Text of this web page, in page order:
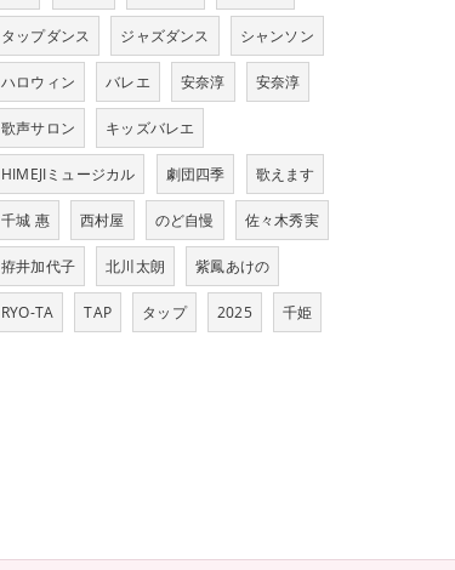
タップダンス ジャズダンス シャンソン
ハロウィン バレエ 安奈淳 安奈淳
歌声サロン キッズバレエ
HIMEJIミュージカル 劇団四季 歌えます
千城 惠 西村屋 のど自慢 佐々木秀実
拵井加代子 北川太朗 紫鳳あけの
RYO-TA TAP タップ 2025 千姫